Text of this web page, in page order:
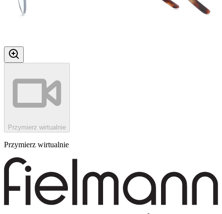
Przymierz wirtualnie
Przymierz wirtualnie